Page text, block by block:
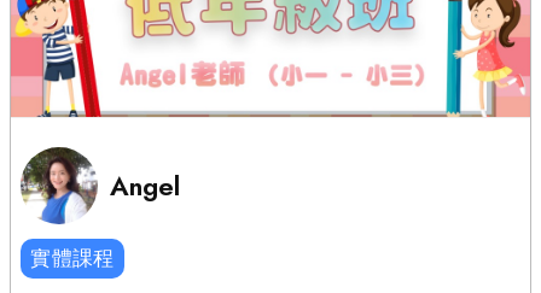
Angel
實體課程